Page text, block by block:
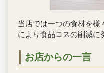
当店では一つの食材を様
により食品ロスの削減に
お店からの一言